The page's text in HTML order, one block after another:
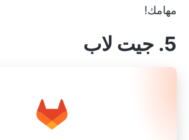
مهامك!
5. جيت لاب